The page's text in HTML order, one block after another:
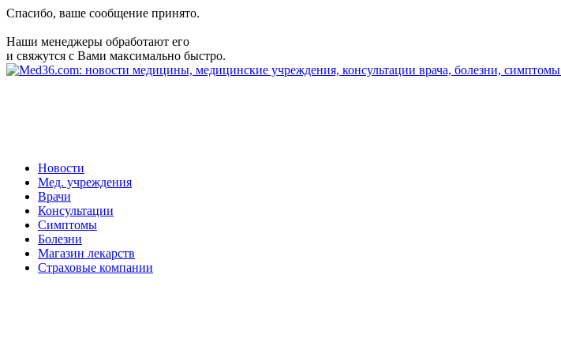
Спасибо, ваше сообщение принято.
Наши менеджеры обработают его
и свяжутся с Вами максимально быстро.
Новости
Мед. учреждения
Врачи
Консультации
Симптомы
Болезни
Магазин лекарств
Страховые компании